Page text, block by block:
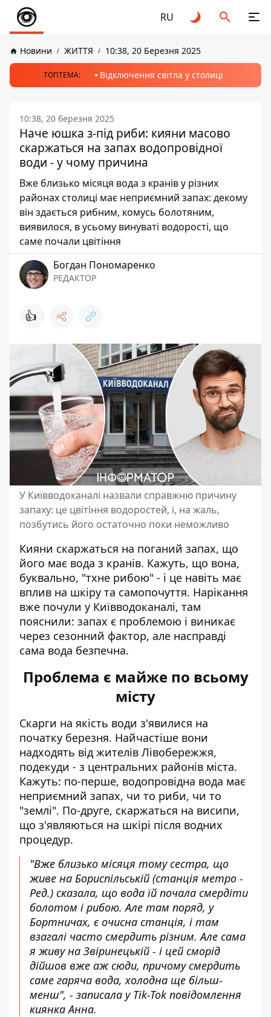
RU
Новини ЖИТТЯ 10:38, 20 Березня 2025
ТОПТЕМА: Відключення світла у столиці
10:38, 20 березня 2025
Наче юшка з-під риби: кияни масово
скаржаться на запах водопровідної
води - у чому причина
Вже близько місяця вода з кранів у різних
районах столиці має неприємний запах: декому
він здається рибним, комусь болотяним,
виявилося, в усьому винуваті водорості, що
саме почали цвітіння
Богдан Пономаренко
РЕДАКТОР
👍
У Київводоканалі назвали справжню причину
запаху: це цвітіння водоростей, і, на жаль,
позбутись його остаточно поки неможливо
Кияни скаржаться на поганий запах, що
його має вода з кранів. Кажуть, що вона,
буквально, "тхне рибою" - і це навіть має
вплив на шкіру та самопочуття. Нарікання
вже почули у Київводоканалі, там
пояснили: запах є проблемою і виникає
через сезонний фактор, але насправді
сама вода безпечна.
Проблема є майже по всьому
місту
Скарги на якість води з'явилися на
початку березня. Найчастіше вони
надходять від жителів Лівобережжя,
подекуди - з центральних районів міста.
Кажуть: по-перше, водопровідна вода має
неприємний запах, чи то риби, чи то
"землі". По-друге, скаржаться на висипи,
що з'являються на шкірі після водних
процедур.
"Вже близько місяця тому сестра, що
живе на Бориспільській (станція метро -
Ред.) сказала, що вода їй почала смердіти
болотом і рибою. Але там поряд, у
Бортничах, є очисна станція, і там
взагалі часто смердить різним. Але сама
я живу на Звіринецькій - і цей сморід
дійшов вже аж сюди, причому смердить
саме гаряча вода, холодна ще більш-
менш", - записала у Tik-Tok повідомлення
киянка Анна.